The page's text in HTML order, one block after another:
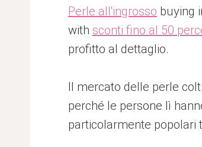
Perle all'ingrosso buying
with sconti fino al 50
profitto al dettaglio.
Il mercato delle perle
perché le persone lì
particolarmente popolari